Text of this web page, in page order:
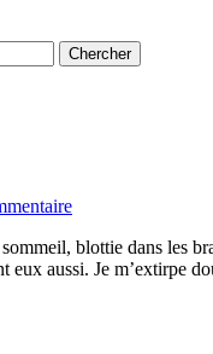
blottie dans les
eux aussi. Je m’extirpe